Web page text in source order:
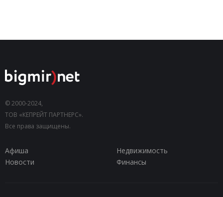
© 2000-2024,
ТОВ «КЕПРЕЙТ ПАРТНЕРС».
Все права защищены.
Афиша
Недвижимость
Новости
Финансы